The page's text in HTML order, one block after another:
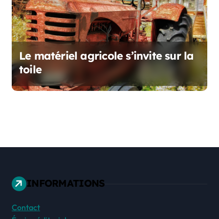
Le matériel agricole s’invite sur la
toile
INFORMATIONS
Contact